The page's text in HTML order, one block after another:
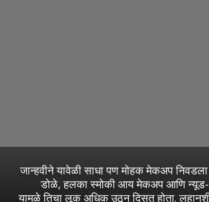
जान्हवीने यावेळी साधा पण मोहक मेकअप
डोळे, हलका स्मोकी आय मेकअप आणि न्यूड-
यामुळे तिचा लूक अधिक उठून दिसत होता.